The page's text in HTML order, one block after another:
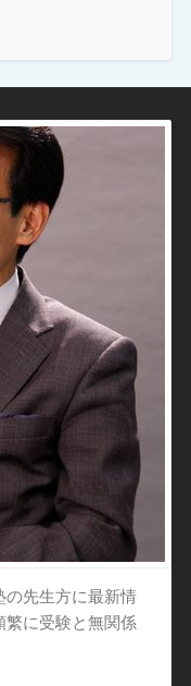
の先生方に最新情
繁に受験と無関係